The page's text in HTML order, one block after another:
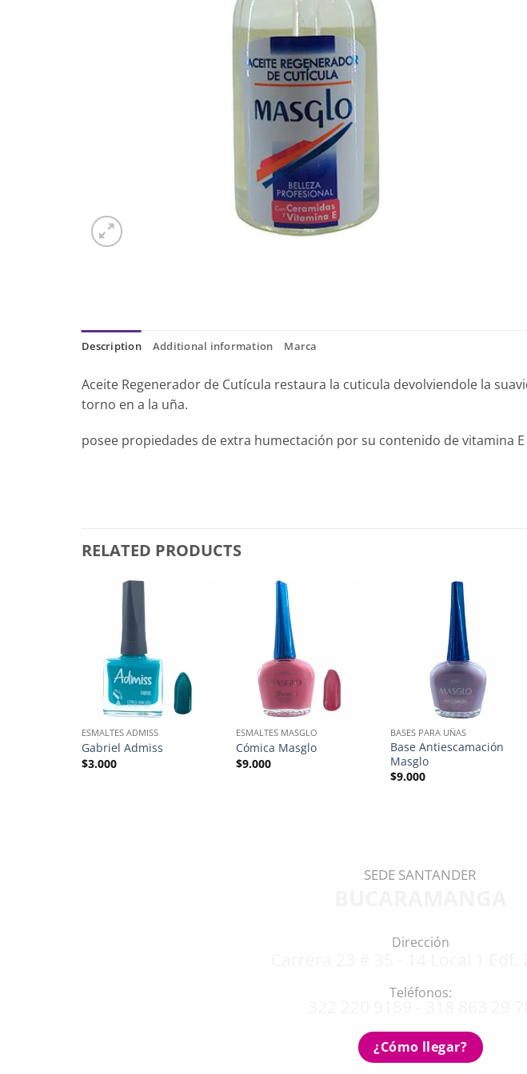
Description Additional information Marca
Aceite Regenerador de Cutícula restaura la cuticula devolviendole la
torno en a la uña.
posee propiedades de extra humectación por su contenido de vitamina
RELATED PRODUCTS
ESMALTES ADMISS
Gabriel Admiss
$3.000
ESMALTES MASGLO
Cómica Masglo
$9.000
BASES PARA UÑAS
Base Antiescamación
Masglo
$9.000
SEDE SANTANDER
Dirección
Teléfonos:
¿Cómo llegar?